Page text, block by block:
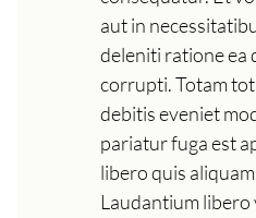
aut in
deleniti ratione ea
corrupti. Totam
debitis eveniet
pariatur fuga est
libero quis
Laudantium